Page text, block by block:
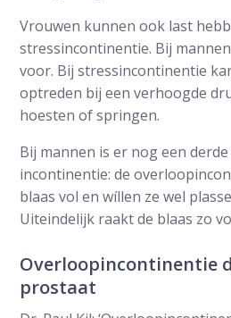
Vrouwen kunnen ook last
stressincontinentie. Bij
voor. Bij stressincontinentie
optreden bij een verhoogde
hoesten of springen.
Bij mannen is er nog een
incontinentie: de
blaas vol en wíllen ze wel
Uiteindelijk raakt de blaas zo
Overloopincontinentie
prostaat